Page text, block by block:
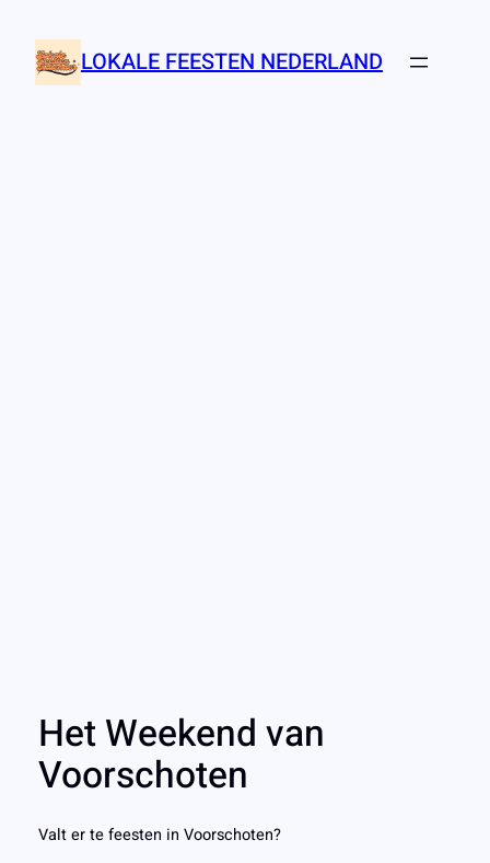
naar
LOKALE FEESTEN NEDERLAND
Het Weekend van
Voorschoten
Valt er te feesten in Voorschoten?